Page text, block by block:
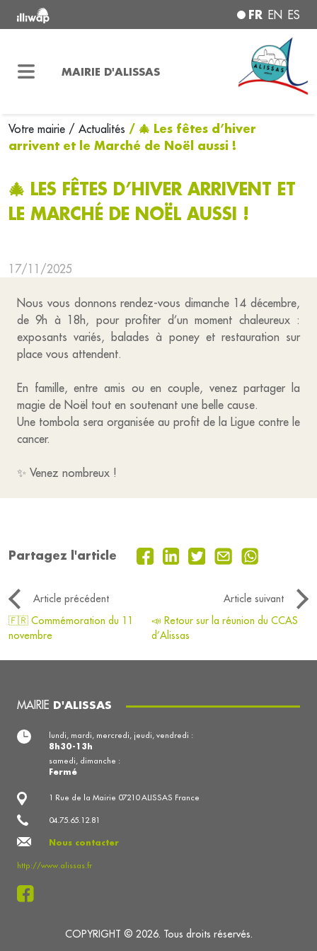
FR EN ES
MAIRIE D'ALISSAS
Votre mairie / Actualités / 🎄 Les fêtes d’hiver
arrivent et le Marché de Noël aussi !
🎄 LES FÊTES D’HIVER ARRIVENT ET
LE MARCHÉ DE NOËL AUSSI !
17/11/2025
Nous vous donnons rendez-vous dimanche 14 décembre,
de 9h à 18h, pour profiter d’un moment chaleureux :
exposants variés, balades à poney et restauration sur
place vous attendent.
En famille, entre amis ou en couple, venez partager la
magie de Noël tout en soutenant une belle cause.
Une tombola sera organisée au profit de la Ligue contre le
cancer.
✨ Venez nombreux !
Partagez l'article
Article précédent
Article suivant
🇫🇷 Commémoration du 11
novembre
📣 Retour sur la réunion du CCAS
d’Alissas
MAIRIE D'ALISSAS
1 Rue de la Mairie 07210 ALISSAS France
04.75.65.12.81
Nous contacter
http://www.alissas.fr
lundi, mardi, mercredi, jeudi, vendredi :
8h30-13h
samedi, dimanche :
Fermé
COPYRIGHT © 2026. Tous droits réservés.